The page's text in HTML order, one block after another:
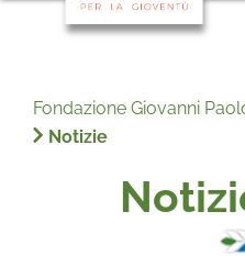
Fondazione Giovanni
Notizie